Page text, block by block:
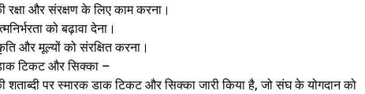
रक्षा और संरक्षण के लिए काम करना।
को बढ़ावा देना।
और मूल्यों को संरक्षित करना।
टिकट और सिक्का –
शताब्दी पर स्मारक डाक टिकट और सिक्का जारी किया है, जो संघ के योगदान को